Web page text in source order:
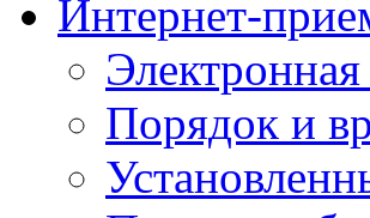
Интернет-
Порядок и